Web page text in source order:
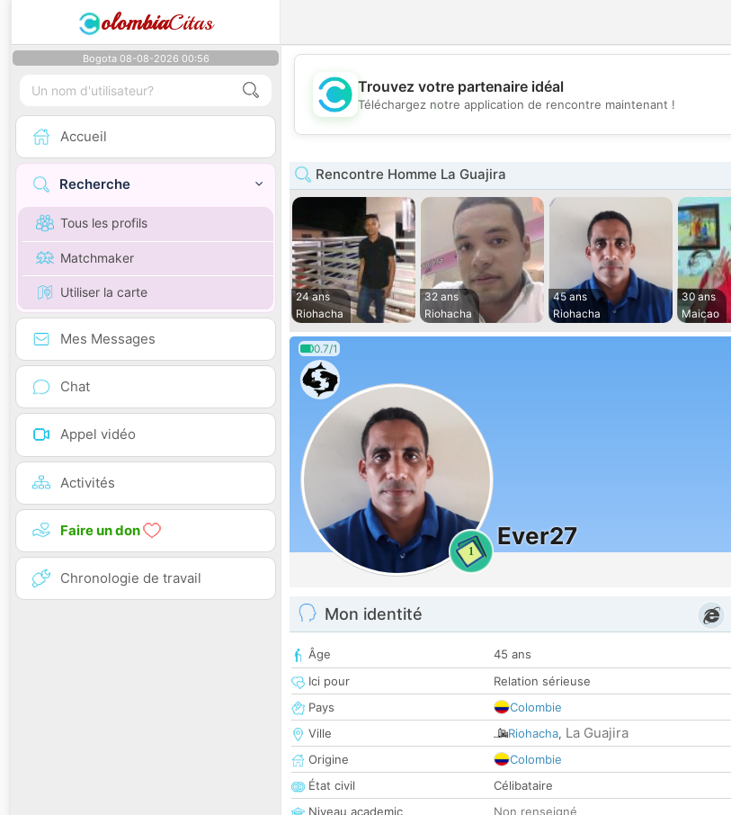
olombiaCitas
Bogota 08-08-2026 00:56
Accueil
Recherche
Tous les profils
Matchmaker
Utiliser la carte
Mes Messages
Chat
Appel vidéo
Activités
Faire un don
Chronologie de travail
💕
Trouvez votre partenaire idéal
Téléchargez notre application de rencontre maintenant !
Rencontre Homme La Guajira
24 ans
Riohacha
32 ans
Riohacha
45 ans
Riohacha
30 ans
Maicao
0.7/1
1
Ever27
Mon identité
Âge
45 ans
Ici pour
Relation sérieuse
Pays
Colombie
Ville
Riohacha, La Guajira
Origine
Colombie
État civil
Célibataire
Niveau academic
Non renseigné